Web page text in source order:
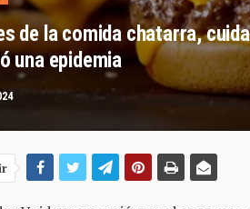
de la comida chatarra,
una epidemia